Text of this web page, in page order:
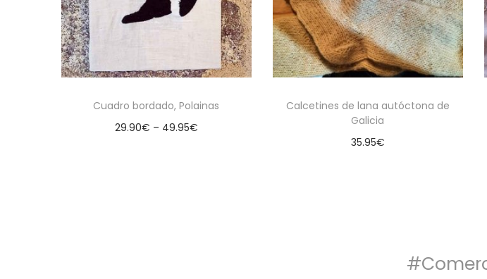
Cuadro bordado, Polainas
29.90€ – 49.95€
Calcetines de lana autóctona de
Galicia
35.95€